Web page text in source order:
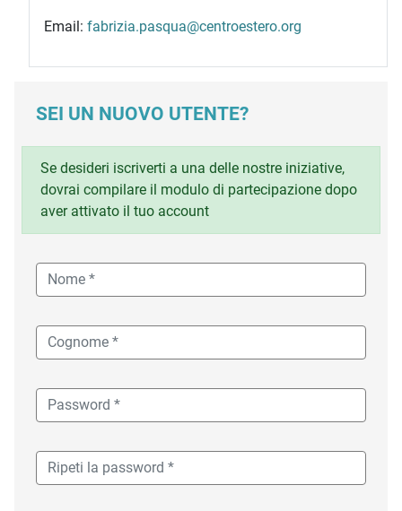
Email: fabrizia.pasqua@centroestero.org
SEI UN NUOVO UTENTE?
Se desideri iscriverti a una delle nostre iniziative,
dovrai compilare il modulo di partecipazione dopo
aver attivato il tuo account